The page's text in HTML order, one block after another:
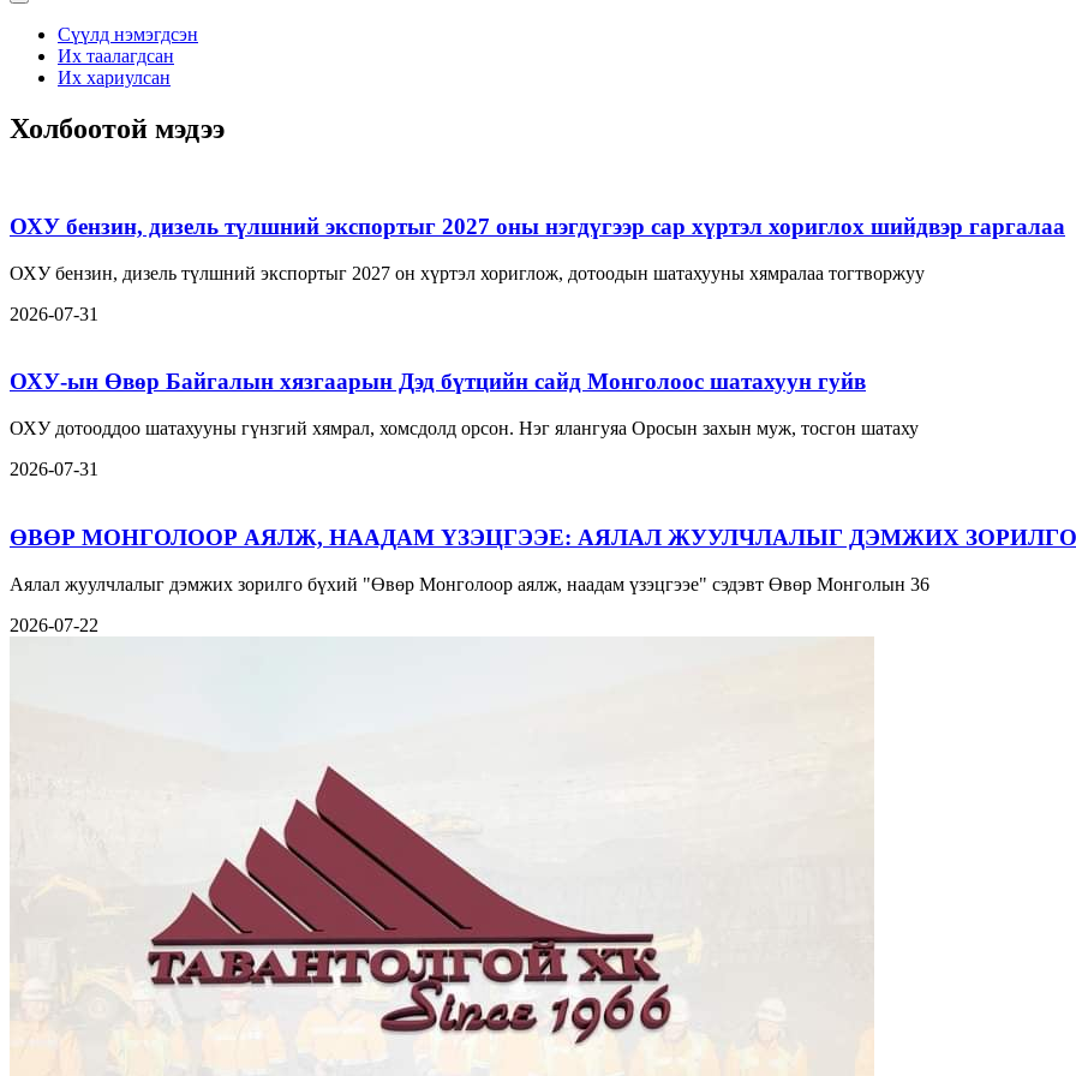
Сүүлд нэмэгдсэн
Их таалагдсан
Их хариулсан
Холбоотой мэдээ
ОХУ бензин, дизель түлшний экспортыг 2027 оны нэгдүгээр сар хүртэл хориглох шийдвэр гаргалаа
ОХУ бензин, дизель түлшний экспортыг 2027 он хүртэл хориглож, дотоодын шатахууны хямралаа тогтворжуу
2026-07-31
ОХУ-ын Өвөр Байгалын хязгаарын Дэд бүтцийн сайд Монголоос шатахуун гуйв
ОХУ дотооддоо шатахууны гүнзгий хямрал, хомсдолд орсон. Нэг ялангуяа Оросын захын муж, тосгон шатаху
2026-07-31
ӨВӨР МОНГОЛООР АЯЛЖ, НААДАМ ҮЗЭЦГЭЭЕ: АЯЛАЛ ЖУУЛЧЛАЛЫГ ДЭМЖИХ
Аялал жуулчлалыг дэмжих зорилго бүхий "Өвөр Монголоор аялж, наадам үзэцгээе" сэдэвт Өвөр Монголын 36
2026-07-22